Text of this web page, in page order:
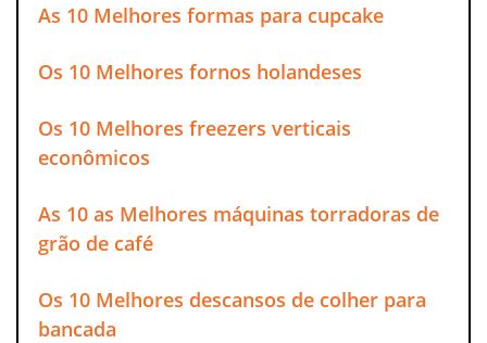
As 10 Melhores formas para cupcake
Os 10 Melhores fornos holandeses
Os 10 Melhores freezers verticais
econômicos
As 10 as Melhores máquinas torradoras de
grão de café
Os 10 Melhores descansos de colher para
bancada